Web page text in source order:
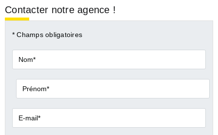
Contacter notre agence !
* Champs obligatoires
Nom*
Prénom*
E-
mail*